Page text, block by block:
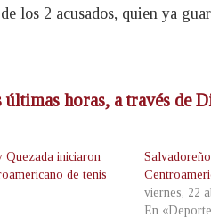
los 2 acusados, quien ya
horas, a través de
iniciaron
de tenis
viernes, 22
En